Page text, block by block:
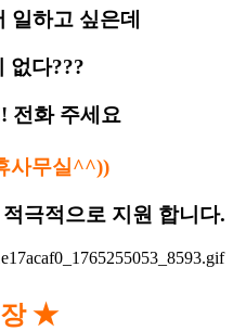
일하고 싶은데
없다???
전화 주세요
사무실^^))
극적으로 지원 합니다.
★